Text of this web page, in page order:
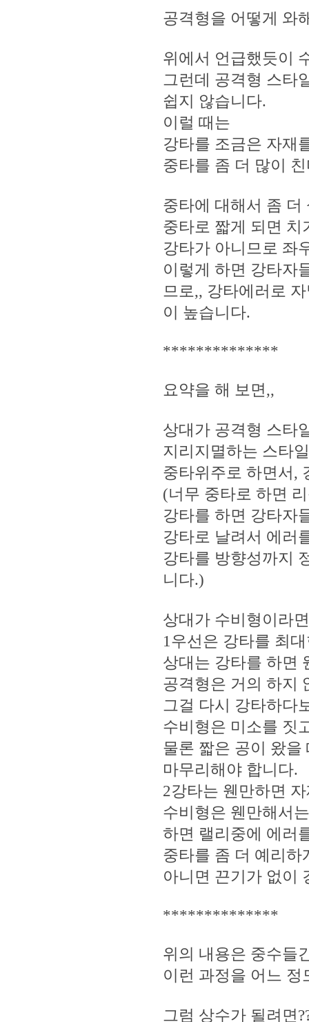
공격형을 어떻게 와
위에서 언급했듯이
그런데 공격형 스타
쉽지 않습니다.
이럴 때는
강타를 조금은 자재
중타를 좀 더 많이
중타에 대해서 좀 더
중타로 짧게 되면 치
강타가 아니므로 좌
이렇게 하면 강타자
므로,, 강타에러로
이 높습니다.
**************
요약을 해 보면,,
상대가 공격형 스타
지리지멸하는 스타
중타위주로 하면서,
(너무 중타로 하면
강타를 하면 강타자
강타로 날려서 에러
강타를 방향성까지
니다.)
상대가 수비형이라면
1우선은 강타를 최
상대는 강타를 하면
공격형은 거의 하지
그걸 다시 강타하다
수비형은 미소를 짓
물론 짧은 공이 왔
마무리해야 합니다.
2강타는 웬만하면
수비형은 웬만해서
하면 랠리중에 에러
중타를 좀 더 예리하
아니면 끈기가 없이
**************
위의 내용은 중수들
이런 과정을 어느
그럼 상수가 될려면